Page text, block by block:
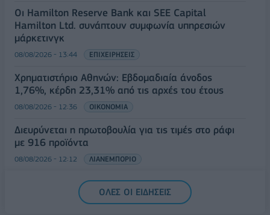
Οι Hamilton Reserve Bank και SEE Capital
Hamilton Ltd. συνάπτουν συμφωνία υπηρεσιών
μάρκετινγκ
08/08/2026 - 13:44 ΕΠΙΧΕΙΡΗΣΕΙΣ
Χρηματιστήριο Αθηνών: Εβδομαδιαία άνοδος
1,76%, κέρδη 23,31% από τις αρχές του έτους
08/08/2026 - 12:36 ΟΙΚΟΝΟΜΙΑ
Διευρύνεται η πρωτοβουλία για τις τιμές στο ράφι
με 916 προϊόντα
08/08/2026 - 12:12 ΛΙΑΝΕΜΠΟΡΙΟ
Health Monitoring: Η εθνική υποδομή για την
αξιοποίηση των δεδομένων υγείας προς όφελος
ΟΛΕΣ ΟΙ ΕΙΔΗΣΕΙΣ